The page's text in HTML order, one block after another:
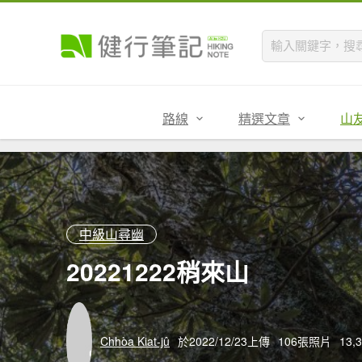
路線 精選文章 山
中級山尋幽
20221222稍來山
Chhòa Kiat-jû 於2022/12/23上傳 106張照片